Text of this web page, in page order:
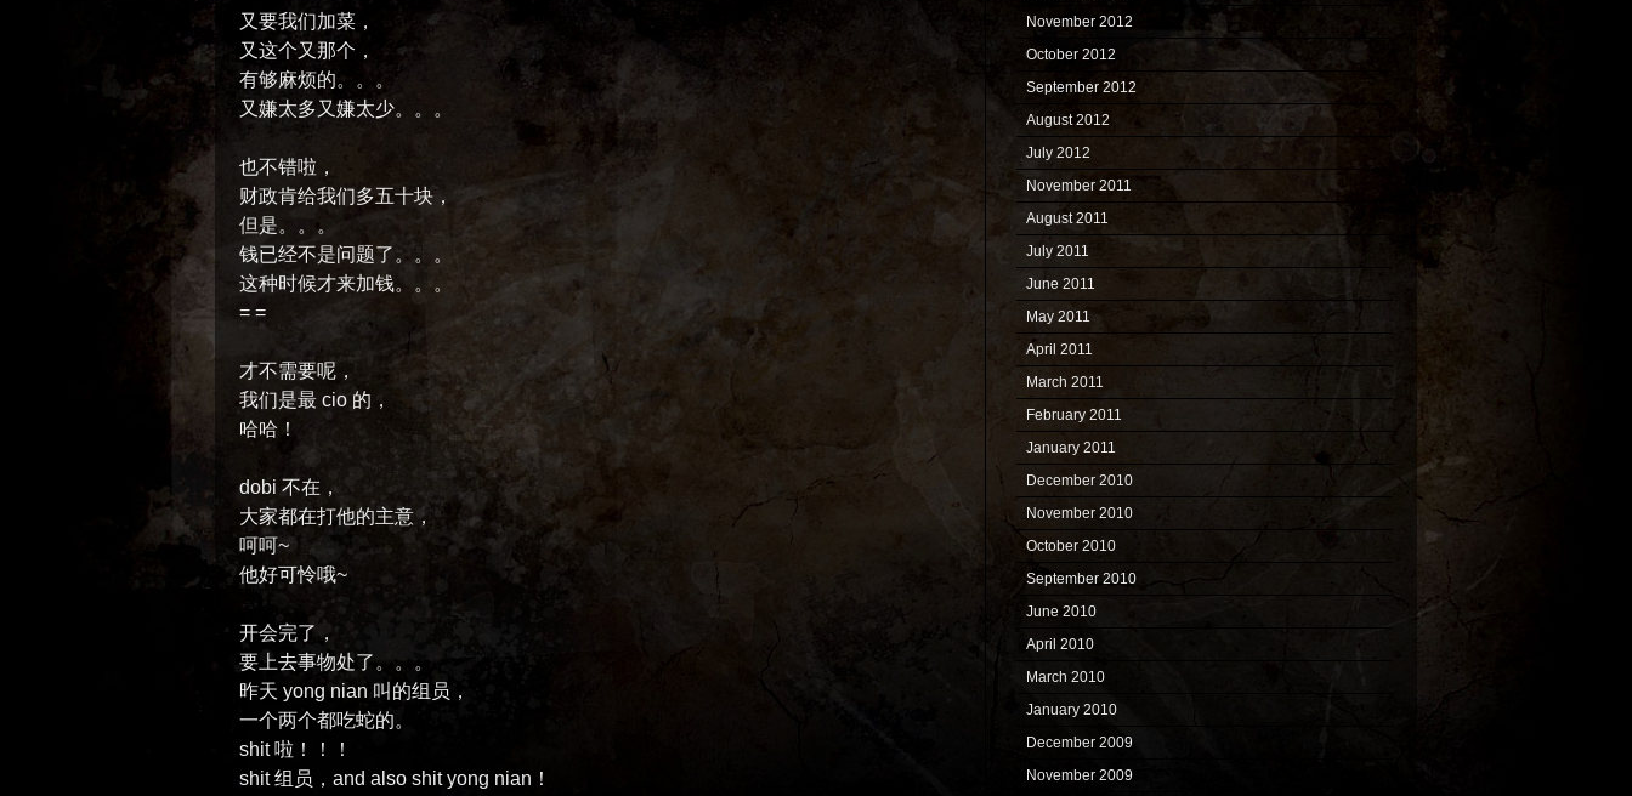
又要我们加菜，
又这个又那个，
有够麻烦的。。。
又嫌太多又嫌太少。。。
也不错啦，
财政肯给我们多五十块，
但是。。。
钱已经不是问题了。。。
这种时候才来加钱。。。
= =
才不需要呢，
我们是最 cio 的，
哈哈！
dobi 不在，
大家都在打他的主意，
呵呵~
他好可怜哦~
开会完了，
要上去事物处了。。。
昨天 yong nian 叫的组员，
一个两个都吃蛇的。
shit 啦！！！
shit 组员，and also shit yong nian！
November 2012
October 2012
September 2012
August 2012
July 2012
November 2011
August 2011
July 2011
June 2011
May 2011
April 2011
March 2011
February 2011
January 2011
December 2010
November 2010
October 2010
September 2010
June 2010
April 2010
March 2010
January 2010
December 2009
November 2009